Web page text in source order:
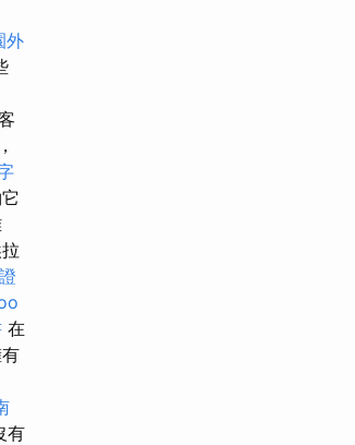
外
在
有